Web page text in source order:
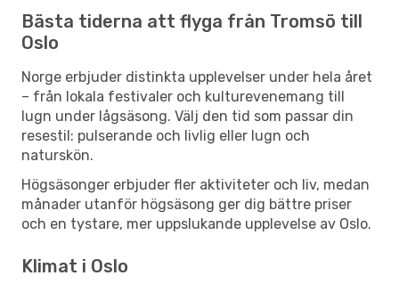
Bästa tiderna att flyga från Tromsö till
Oslo
Norge erbjuder distinkta upplevelser under hela året
– från lokala festivaler och kulturevenemang till
lugn under lågsäsong. Välj den tid som passar din
resestil: pulserande och livlig eller lugn och
naturskön.
Högsäsonger erbjuder fler aktiviteter och liv, medan
månader utanför högsäsong ger dig bättre priser
och en tystare, mer uppslukande upplevelse av Oslo.
Klimat i Oslo